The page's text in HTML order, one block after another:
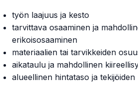
työn laajuus ja kesto
tarvittava osaaminen ja
erikoisosaaminen
materiaalien tai tarvikkeiden
aikataulu ja mahdollinen
alueellinen hintataso ja